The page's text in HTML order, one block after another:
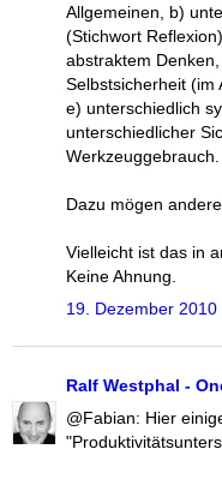
Allgemeinen, b)
(Stichwort
abstraktem
Selbstsicherheit (im
e) unterschiedlich
unterschiedlicher
Werkzeuggebrauch.
Dazu mögen
Vielleicht ist das in
Keine Ahnung.
19. Dezember 2010
Ralf Westphal -
@Fabian: Hier